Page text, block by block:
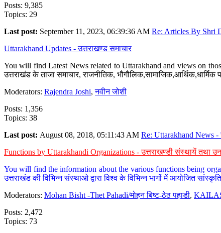
Posts: 9,385
Topics: 29
Last post: September 11, 2023, 06:39:36 AM Re: Articles By Shri
Uttarakhand Updates - उत्तराखण्ड समाचार
You will find Latest News related to Uttarakhand and views on
उत्तराखंड के ताजा समाचार, राजनीतिक,
Moderators: Rajendra Joshi,नवीन जोशी
Posts: 1,356
Topics: 38
Last post: August 08, 2018, 05:11:43 AM Re: Uttarakhand News -
Functions by Uttarakhandi Organizations - उत्तराखण्डी संस्थायें तथा
You will find the information about the various functions being
उत्तराखंड की विभिन्न संस्थाओ द्वारा विश्व के विभिन्न भागों में आयोजित
Moderators: Mohan Bisht -Thet Pahadi/मोहन बिष्ट-ठेठ पहाडी,
Posts: 2,472
Topics: 73